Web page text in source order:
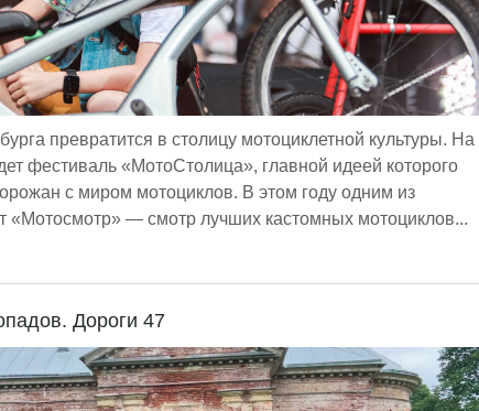
превратится в столицу мотоциклетной культуры. На
фестиваль «МотоСтолица», главной идеей которого
с миром мотоциклов. В этом году одним из
«Мотосмотр» — смотр лучших кастомных мотоциклов...
Дороги 47